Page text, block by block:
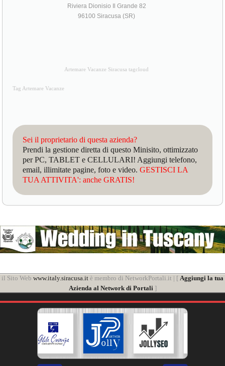
Riviera Dionisio Il Grande 82
96100 Siracusa (SR)
Artemare Vacanze Siracusa tagcloud
Tag Artemare Vacanze
Sei il proprietario di questa azienda?
Prendi la gestione diretta di questo Minisito, ottimizzato
per PC, TABLET e CELLULARI! Aggiungi telefono,
email, illimitate pagine, foto e video.GESTISCI LA
TUA ATTIVITA': anche GRATIS!
il Sito Web www.italy.siracusa.it è membro di NetworkPortali.it | [ Aggiungi la tua
Azienda al Network di Portali]